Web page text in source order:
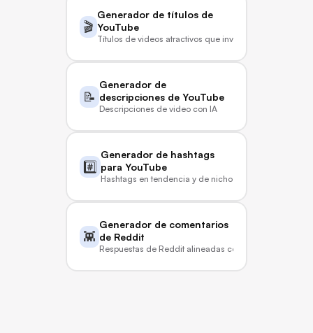
🎬
Generador de títulos de
YouTube
Títulos de videos atractivos que invitan a hacer clic
📝
Generador de
descripciones de YouTube
Descripciones de video con IA
#️⃣
Generador de hashtags
para YouTube
Hashtags en tendencia y de nicho
👾
Generador de comentarios
de Reddit
Respuestas de Reddit alineadas con la marca